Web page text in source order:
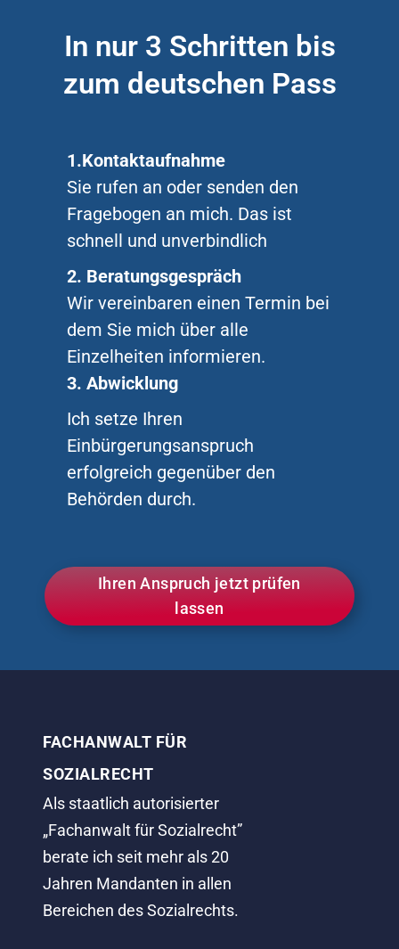
In nur 3 Schritten bis
zum deutschen Pass
1.Kontaktaufnahme
Sie rufen an oder senden den
Fragebogen an mich. Das ist
schnell und unverbindlich
2. Beratungsgespräch
Wir vereinbaren einen Termin bei
dem Sie mich über alle
Einzelheiten informieren.
3. Abwicklung
Ich setze Ihren
Einbürgerungsanspruch
erfolgreich gegenüber den
Behörden durch.
Ihren Anspruch jetzt prüfen
lassen
FACHANWALT FÜR
SOZIALRECHT
Als staatlich autorisierter
„Fachanwalt für Sozialrecht”
berate ich seit mehr als 20
Jahren Mandanten in allen
Bereichen des Sozialrechts.